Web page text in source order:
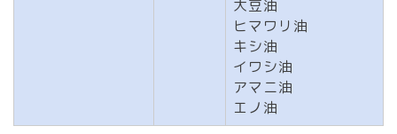
大豆油
ヒマワリ油
キシ油
イワシ油
アマニ油
エノ油